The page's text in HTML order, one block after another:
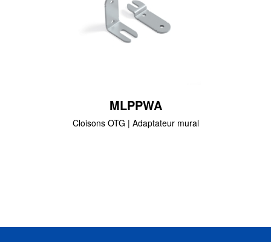
MLPPWA
Cloisons OTG | Adaptateur mural